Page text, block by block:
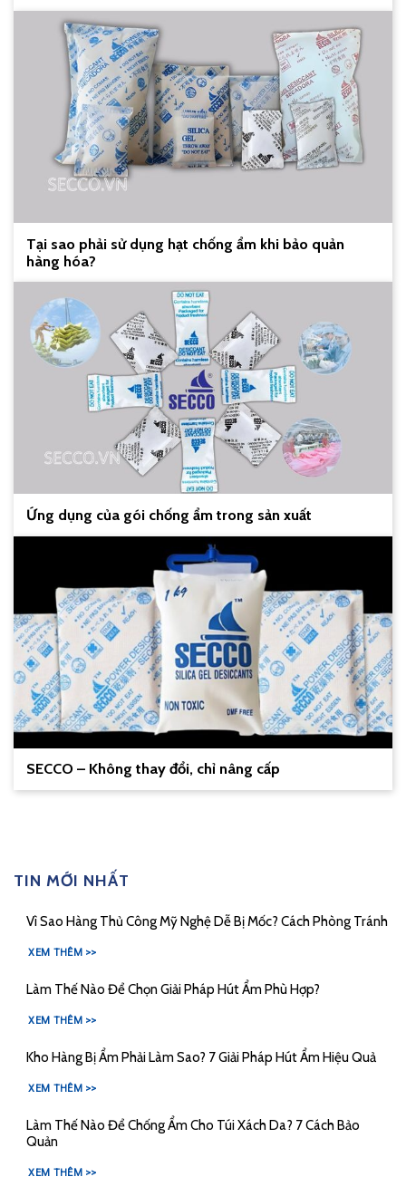
Tại sao phải sử dụng hạt chống ẩm khi bảo quản
hàng hóa?
Ứng dụng của gói chống ẩm trong sản xuất
SECCO – Không thay đổi, chỉ nâng cấp
TIN MỚI NHẤT
Vì Sao Hàng Thủ Công Mỹ Nghệ Dễ Bị Mốc? Cách Phòng Tránh
XEM THÊM >>
Làm Thế Nào Để Chọn Giải Pháp Hút Ẩm Phù Hợp?
XEM THÊM >>
Kho Hàng Bị Ẩm Phải Làm Sao? 7 Giải Pháp Hút Ẩm Hiệu Quả
XEM THÊM >>
Làm Thế Nào Để Chống Ẩm Cho Túi Xách Da? 7 Cách Bảo
Quản
XEM THÊM >>